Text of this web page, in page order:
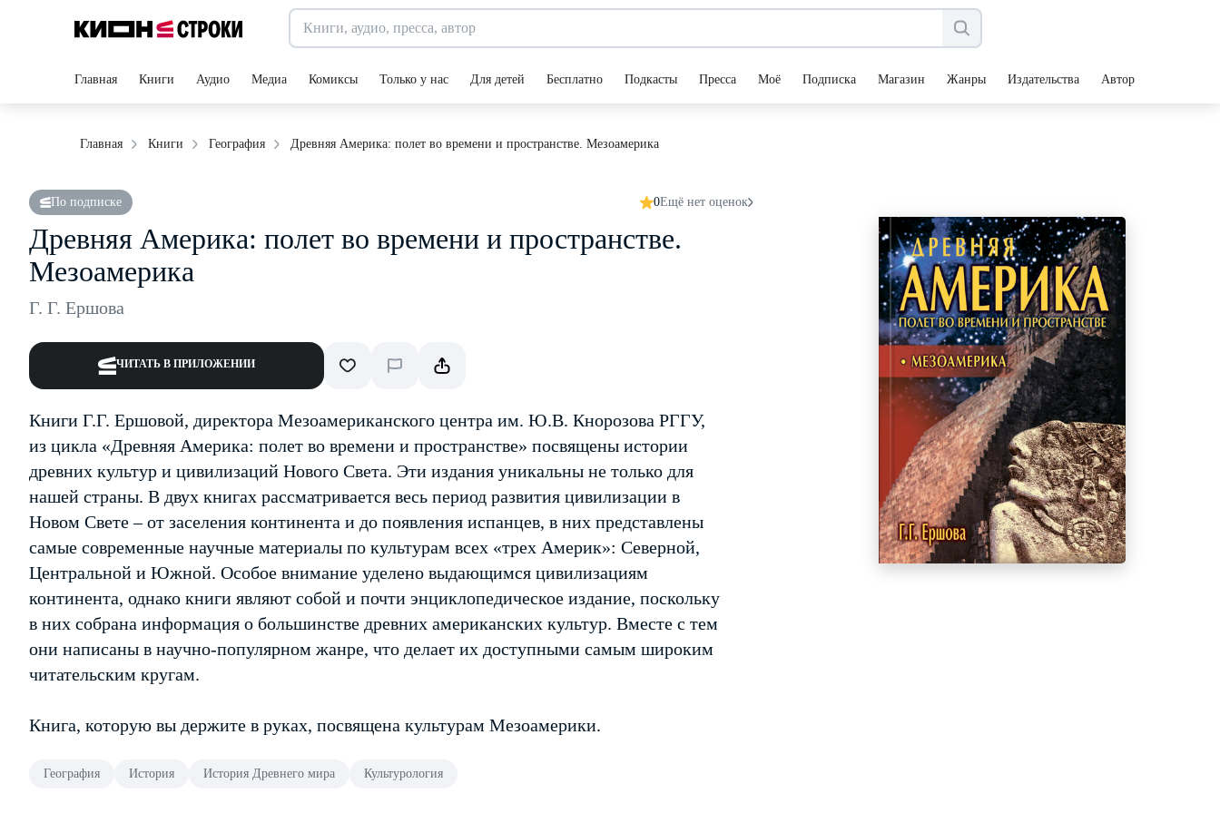
Главная Книги Аудио Медиа Комиксы Только у нас Для детей Бесплатно Подкасты Пресса Моё Подписка Магазин Жанры Издательства Авторы
Главная Книги География Древняя Америка: полет во времени и пространстве. Мезоамерика
По подписке 0Ещё нет оценок
Древняя Америка: полет во времени и пространстве.
Мезоамерика
Г. Г. Ершова
ЧИТАТЬ В ПРИЛОЖЕНИИ
Книги Г.Г. Ершовой, директора Мезоамериканского центра им. Ю.В. Кнорозова РГГУ,
из цикла «Древняя Америка: полет во времени и пространстве» посвящены истории
древних культур и цивилизаций Нового Света. Эти издания уникальны не только для
нашей страны. В двух книгах рассматривается весь период развития цивилизации в
Новом Свете – от заселения континента и до появления испанцев, в них представлены
самые современные научные материалы по культурам всех «трех Америк»: Северной,
Центральной и Южной. Особое внимание уделено выдающимся цивилизациям
континента, однако книги являют собой и почти энциклопедическое издание, поскольку
в них собрана информация о большинстве древних американских культур. Вместе с тем
они написаны в научно-популярном жанре, что делает их доступными самым широким
читательским кругам.
Книга, которую вы держите в руках, посвящена культурам Мезоамерики.
География История История Древнего мира Культурология